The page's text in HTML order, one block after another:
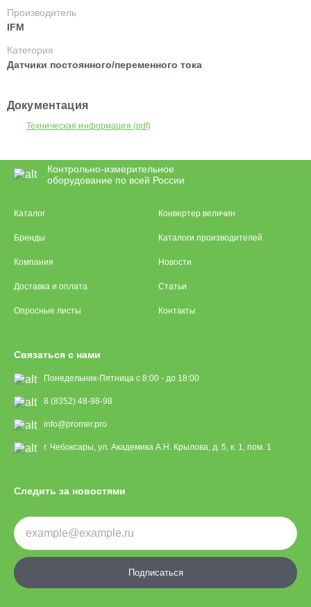
Производитель
IFM
Категория
Датчики постоянного/переменного тока
Документация
Техническая информация (pdf)
Контрольно-измерительное
оборудование по всей России
Каталог
Бренды
Компания
Доставка и оплата
Опросные листы
Конвертер величин
Каталоги производителей
Новости
Статьи
Контакты
Связаться с нами
Понедельник-Пятница с 8:00 - до 18:00
8 (8352) 48-98-98
info@promer.pro
г. Чебоксары, ул. Академика А.Н. Крылова, д. 5, к. 1, пом. 1
Следить за новостями
Подписаться